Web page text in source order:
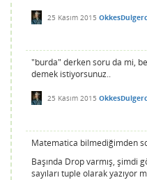
25 Kasım 2015
"burda" derken soru da mi,
demek istiyorsunuz..
25 Kasım 2015
Matematica bilmediğimden
Başında Drop varmış, şimdi
sayıları tuple olarak yazıyor